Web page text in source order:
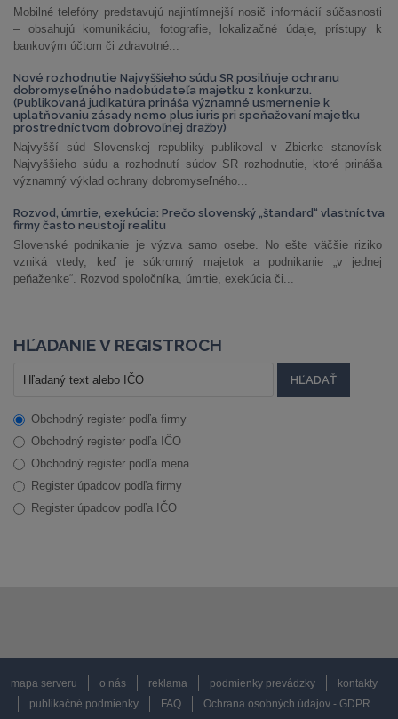
Mobilné telefóny predstavujú najintímnejší nosič informácií súčasnosti
– obsahujú komunikáciu, fotografie, lokalizačné údaje, prístupy k
bankovým účtom či zdravotné...
Nové rozhodnutie Najvyššieho súdu SR posilňuje ochranu
dobromyseľného nadobúdateľa majetku z konkurzu.
(Publikovaná judikatúra prináša významné usmernenie k
uplatňovaniu zásady nemo plus iuris pri speňažovaní majetku
prostredníctvom dobrovoľnej dražby)
Najvyšší súd Slovenskej republiky publikoval v Zbierke stanovísk
Najvyššieho súdu a rozhodnutí súdov SR rozhodnutie, ktoré prináša
významný výklad ochrany dobromyseľného...
Rozvod, úmrtie, exekúcia: Prečo slovenský „štandard“ vlastníctva
firmy často neustojí realitu
Slovenské podnikanie je výzva samo osebe. No ešte väčšie riziko
vzniká vtedy, keď je súkromný majetok a podnikanie „v jednej
peňaženke“. Rozvod spoločníka, úmrtie, exekúcia či...
HĽADANIE V REGISTROCH
Obchodný register podľa firmy
Obchodný register podľa IČO
Obchodný register podľa mena
Register úpadcov podľa firmy
Register úpadcov podľa IČO
mapa serveru o nás reklama podmienky prevádzky
kontakty
publikačné podmienky
FAQ Ochrana osobných údajov - GDPR